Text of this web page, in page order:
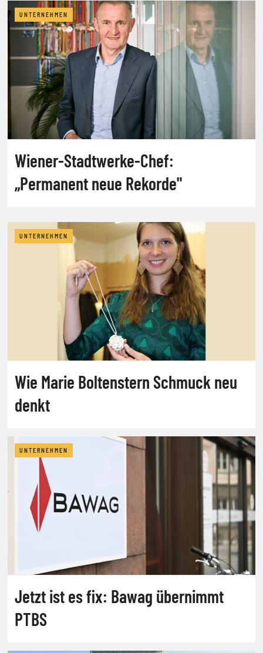
UNTERNEHMEN
Wiener-Stadtwerke-Chef:
„Permanent neue Rekorde"
UNTERNEHMEN
Wie Marie Boltenstern Schmuck neu
denkt
UNTERNEHMEN
Jetzt ist es fix: Bawag übernimmt
PTBS